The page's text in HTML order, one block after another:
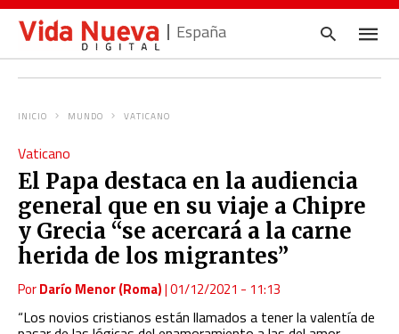
España
y
pulsa
en
INICIO MUNDO VATICANO
Vaticano
El Papa destaca en la audiencia
general que en su viaje a Chipre
y Grecia “se acercará a la carne
herida de los migrantes”
PorDarío Menor (Roma)|01/12/2021 - 11:13
“Los novios cristianos están llamados a tener la valentía de